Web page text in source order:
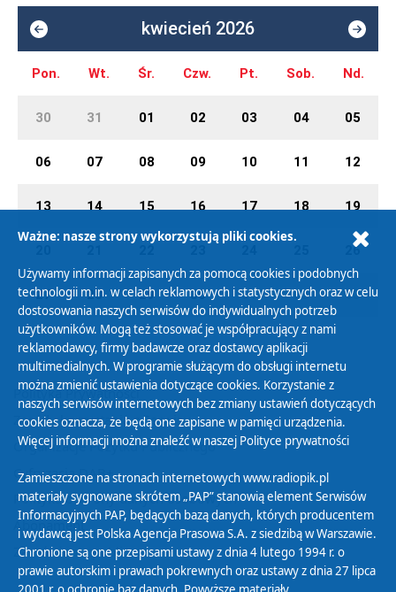
kwiecień 2026
Pon. Wt. Śr. Czw. Pt. Sob. Nd.
30 31 01 02 03 04 05
06 07 08 09 10 11 12
13 14 15 16 17 18 19
26
27 28 29 30 01 02 03
Polityka Prywatności
Zasady korzystania z Serwisu
Organizacje Pożytku Publicznego
Cyfryzacja DAB+
Polityka ochrony danych osobowych
Abonament
Zamówienia publiczne
Ważne: nasze strony wykorzystują pliki cookies.
Używamy informacji zapisanych za pomocą cookies i podobnych
technologii m.in. w celach reklamowych i statystycznych oraz w celu
dostosowania naszych serwisów do indywidualnych potrzeb
użytkowników. Mogą też stosować je współpracujący z nami
reklamodawcy, firmy badawcze oraz dostawcy aplikacji
multimedialnych. W programie służącym do obsługi internetu
można zmienić ustawienia dotyczące cookies. Korzystanie z
naszych serwisów internetowych bez zmiany ustawień dotyczących
cookies oznacza, że będą one zapisane w pamięci urządzenia.
Więcej informacji można znaleźć w naszej Polityce prywatności
Zamieszczone na stronach internetowych www.radiopik.pl
materiały sygnowane skrótem „PAP” stanowią element Serwisów
Informacyjnych PAP, będących bazą danych, których producentem
i wydawcą jest Polska Agencja Prasowa S.A. z siedzibą w Warszawie.
Chronione są one przepisami ustawy z dnia 4 lutego 1994 r. o
prawie autorskim i prawach pokrewnych oraz ustawy z dnia 27 lipca